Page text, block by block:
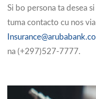
Si bo persona ta desea
tuma contacto cu nos via
na (+297)527-7777.